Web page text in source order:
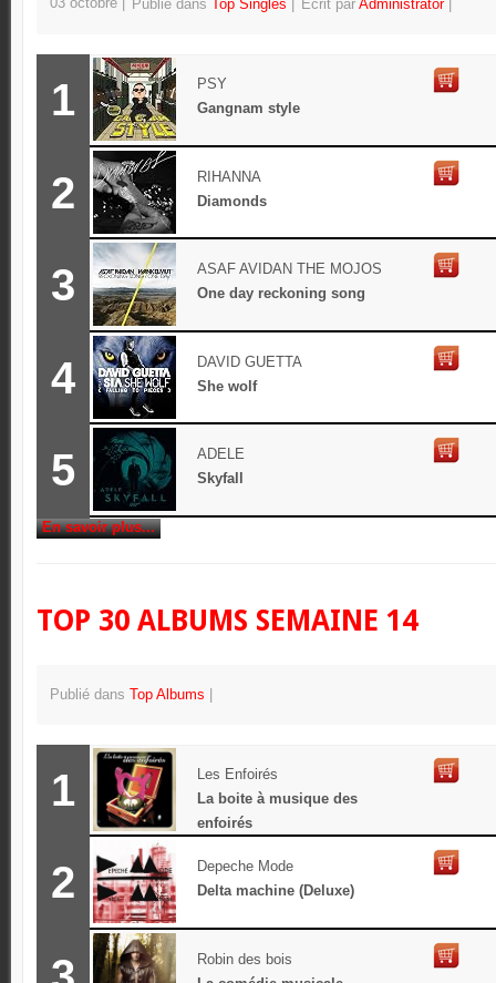
Publié dans Top Singles Écrit par Administrator
1
PSY
Gangnam style
2
RIHANNA
Diamonds
3
ASAF AVIDAN THE MOJOS
One day reckoning song
4
DAVID GUETTA
She wolf
5
ADELE
Skyfall
En savoir plus...
TOP 30 ALBUMS SEMAINE 14
Publié dans Top Albums
1
Les Enfoirés
La boite à musique des
enfoirés
2
Depeche Mode
Delta machine (Deluxe)
Robin des bois